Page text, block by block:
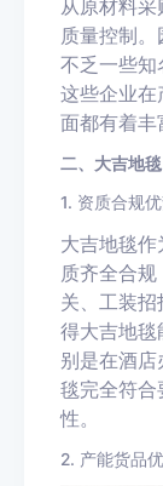
从原材料
质量控制
不乏一些知
这些企业在
面都有着丰
二、大吉地
1. 资质合规
大吉地毯
质齐全合
关、工装
得大吉地毯
别是在酒
毯完全符合
性。
2. 产能货品